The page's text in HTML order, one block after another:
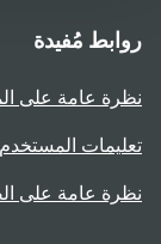
روابط مُفيدة
نظرة عامة على
تعليمات المستخدم
نظرة عامة على